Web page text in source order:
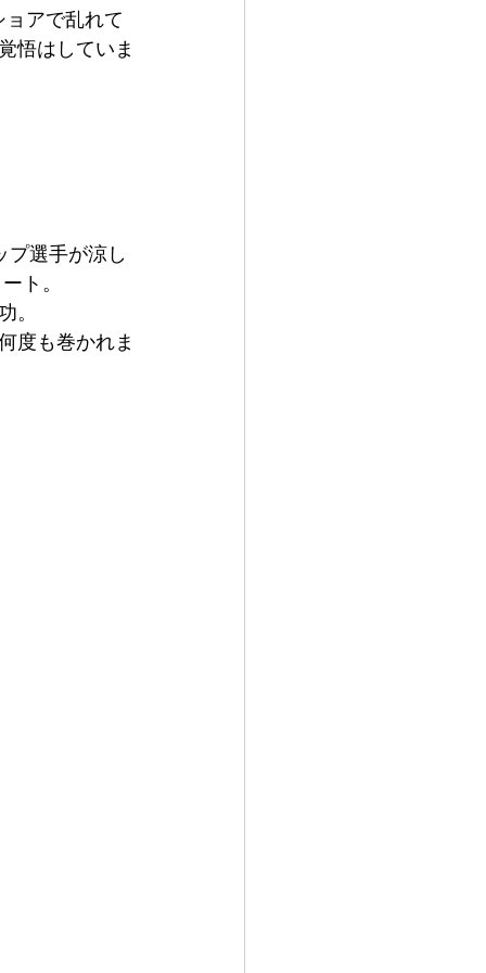
アで乱れて
悟はしていま
プ選手が涼し
ト。
。
度も巻かれま